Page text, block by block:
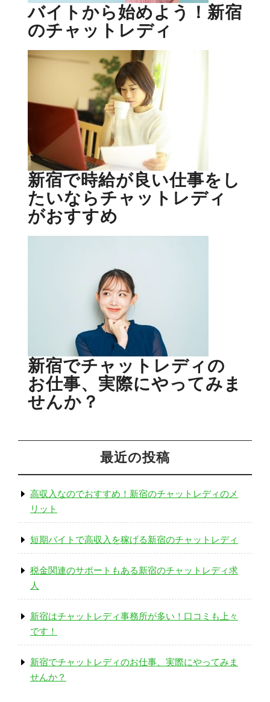
バイトから始めよう！新宿
のチャットレディ
新宿で時給が良い仕事をし
たいならチャットレディ
がおすすめ
新宿でチャットレディの
お仕事、実際にやってみま
せんか？
最近の投稿
高収入なのでおすすめ！新宿のチャットレディのメ
リット
短期バイトで高収入を稼げる新宿のチャットレディ
税金関連のサポートもある新宿のチャットレディ求
人
新宿はチャットレディ事務所が多い！口コミも上々
です！
新宿でチャットレディのお仕事、実際にやってみま
せんか？